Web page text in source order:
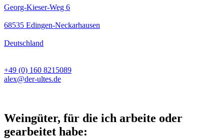
Georg-Kieser-Weg 6
68535 Edingen-Neckarhausen
Deutschland
+49 (0) 160 8215089
alex@der-ultes.de
Weingüter, für die ich arbeite oder
gearbeitet habe: